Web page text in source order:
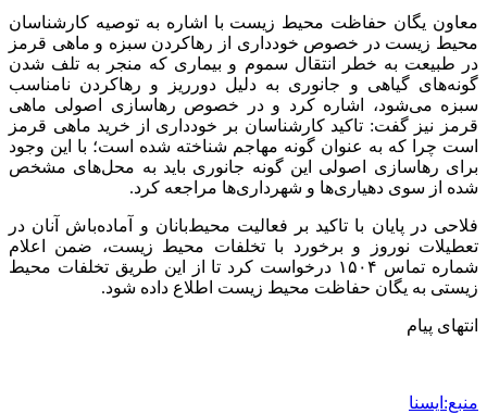
معاون یگان حفاظت محیط زیست با اشاره به توصیه کارشناسان
محیط‌ زیست در خصوص خودداری از رهاکردن سبزه و ماهی قرمز
در طبیعت به خطر انتقال سموم و بیماری که منجر به تلف شدن
گونه‌های گیاهی و جانوری به دلیل دورریز و رهاکردن نامناسب
سبزه می‌شود، اشاره کرد و در خصوص رهاسازی اصولی ماهی
قرمز نیز گفت: تاکید کارشناسان بر خودداری از خرید ماهی قرمز
است چرا که به عنوان گونه مهاجم شناخته شده است؛ با این وجود
برای رهاسازی اصولی این گونه جانوری باید به محل‌های مشخص
شده از سوی دهیاری‌ها و شهرداری‌ها مراجعه کرد.
فلاحی در پایان با تاکید بر فعالیت محیط‌بانان و آماده‌باش آنان در
تعطیلات نوروز و برخورد با تخلفات محیط زیست، ضمن اعلام
شماره تماس ۱۵۰۴ درخواست کرد تا از این طریق تخلفات محیط‌
زیستی به یگان حفاظت محیط زیست اطلاع داده شود.
انتهای پیام
منبع:ایسنا